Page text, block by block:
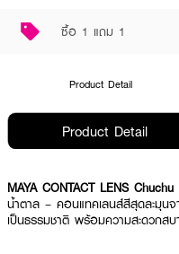
ซื้อ 1 แถม 1
Product Detail
Product Detail
MAYA CONTACT LENS Chuchu
น้ำตาล – คอนแทคเลนส์สีสุดละมุนจ
เป็นธรรมชาติ พร้อมความสะดวกสบ